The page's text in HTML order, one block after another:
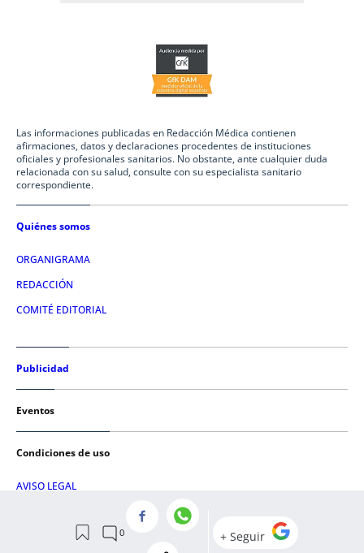
Las informaciones publicadas en Redacción Médica contienen
afirmaciones, datos y declaraciones procedentes de instituciones
oficiales y profesionales sanitarios. No obstante, ante cualquier duda
relacionada con su salud, consulte con su especialista sanitario
correspondiente.
Quiénes somos
ORGANIGRAMA
REDACCIÓN
COMITÉ EDITORIAL
Publicidad
Eventos
Condiciones de uso
AVISO LEGAL
POLÍTICA DE COOKIES